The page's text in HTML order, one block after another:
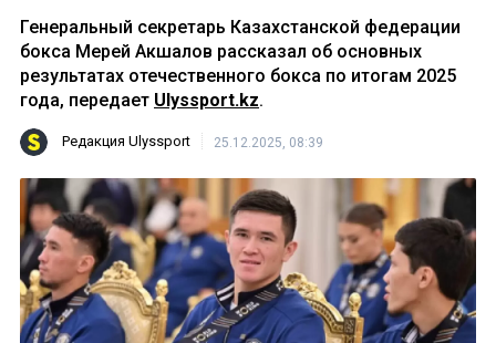
Генеральный секретарь Казахстанской федерации
бокса Мерей Акшалов рассказал об основных
результатах отечественного бокса по итогам 2025
года, передает Ulyssport.kz.
Редакция Ulyssport 25.12.2025, 08:39